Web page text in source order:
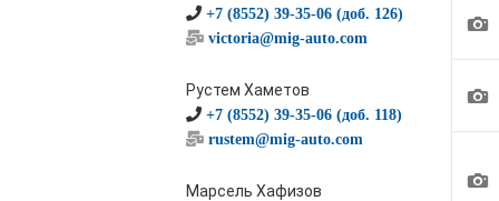
+7 (8552) 39-35-06 (доб. 126)
victoria@mig-auto.com
Рустем Хаметов
+7 (8552) 39-35-06 (доб. 118)
rustem@mig-auto.com
Марсель Хафизов
1
1
1